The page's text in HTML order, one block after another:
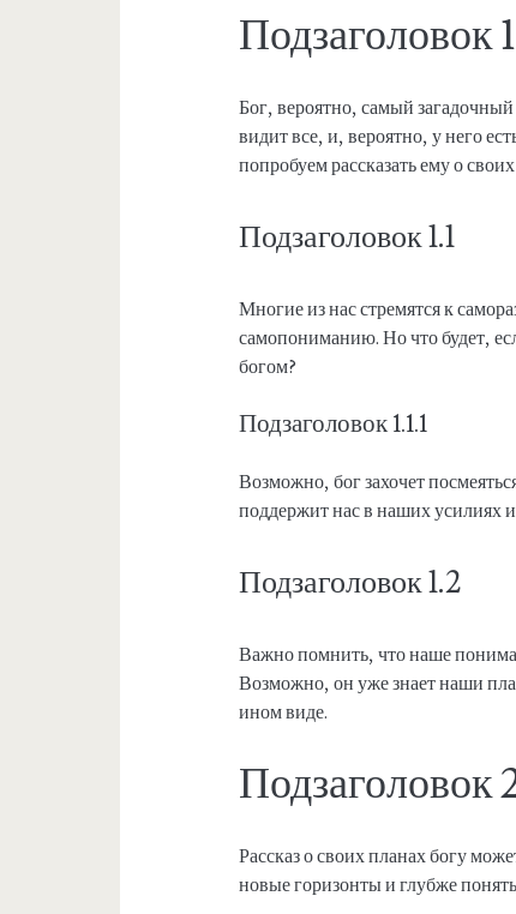
Подзаголовок 1
Бог, вероятно, самый
видит все, и, вероятно, у него
попробуем рассказать ему о
Подзаголовок 1.1
Многие из нас стремятся к
самопониманию. Но что будет,
богом?
Подзаголовок 1.1.1
Возможно, бог захочет
поддержит нас в наших усилиях
Подзаголовок 1.2
Важно помнить, что наше
Возможно, он уже знает наши
ином виде.
Подзаголовок
Рассказ о своих планах богу
новые горизонты и глубже